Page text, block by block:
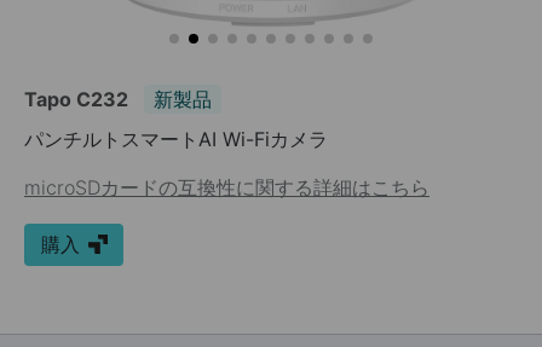
Tapo C232
新製品
パンチルトスマートAI Wi-Fiカメラ
microSDカードの互換性に関する詳細はこちら
購入